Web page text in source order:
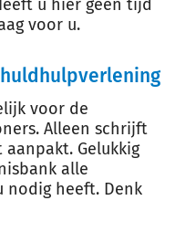
u hier geen tijd
voor u.
voor de
Alleen schrijft
Gelukkig
alle
nodig heeft. Denk